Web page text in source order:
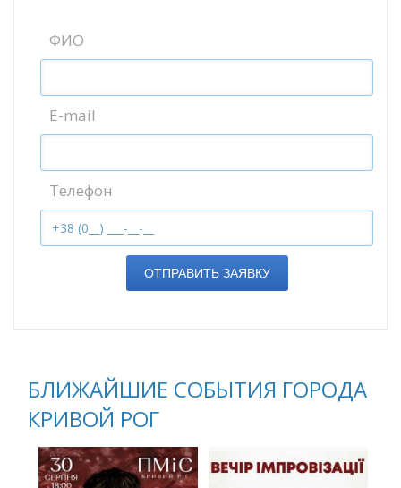
ФИО
E-mail
Телефон
ОТПРАВИТЬ ЗАЯВКУ
БЛИЖАЙШИЕ СОБЫТИЯ ГОРОДА
КРИВОЙ РОГ